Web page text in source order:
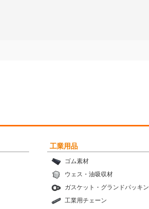
工業用品
ゴム素材
ウェス・油吸収材
ガスケット・グランドパッキン
工業用チェーン